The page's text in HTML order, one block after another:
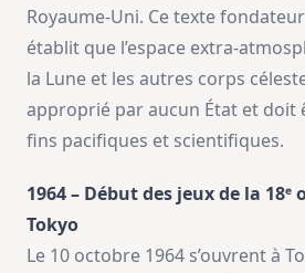
Royaume-Uni. Ce texte
établit que l’espace extra-
la Lune et les autres corps
approprié par aucun État et doit
fins pacifiques et scientifiques.
1964 – Début des jeux de la 18ᵉ
Tokyo
Le 10 octobre 1964 s’ouvrent à